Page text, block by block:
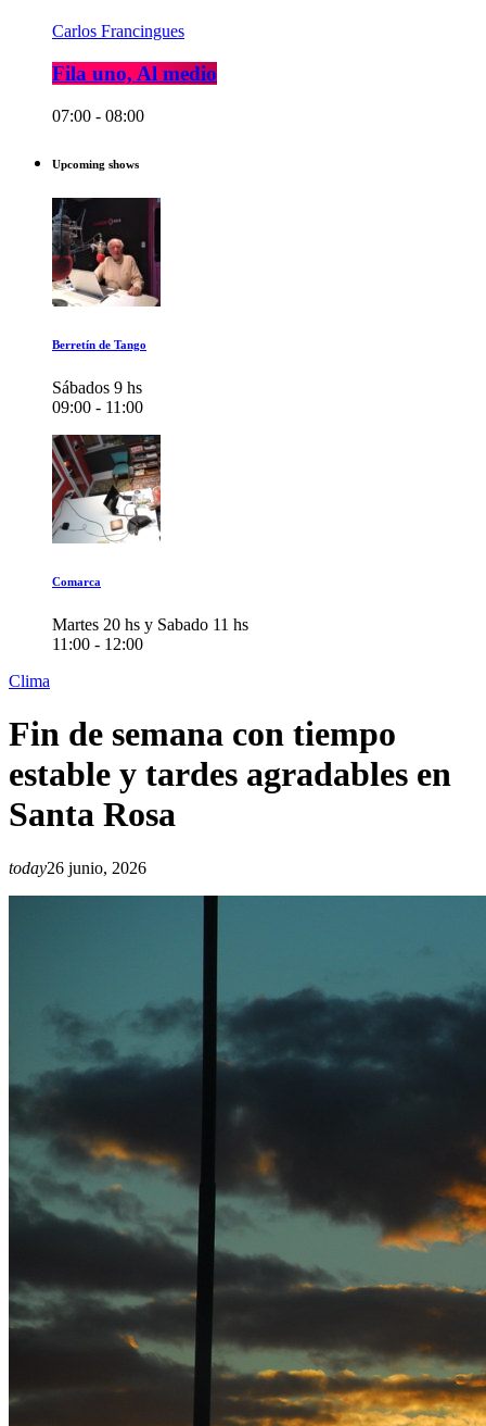
Carlos Francingues
Fila uno, Al medio
07:00 - 08:00
Upcoming shows
Berretín de Tango
Sábados 9 hs
09:00 - 11:00
Comarca
Martes 20 hs y Sabado 11 hs
11:00 - 12:00
Clima
Fin de semana con tiempo
estable y tardes agradables en
Santa Rosa
today26 junio, 2026